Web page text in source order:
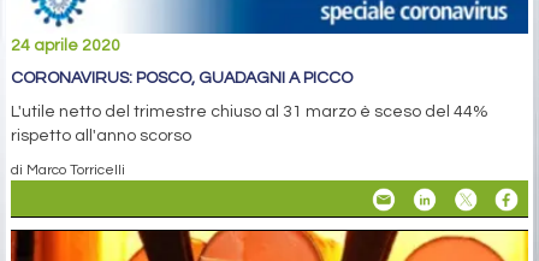
24 aprile 2020
CORONAVIRUS: POSCO, GUADAGNI A PICCO
L'utile netto del trimestre chiuso al 31 marzo è sceso del 44%
rispetto all'anno scorso
di Marco Torricelli